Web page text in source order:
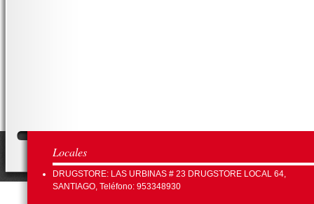
Locales
DRUGSTORE: LAS URBINAS # 23 DRUGSTORE LOCAL 64,
SANTIAGO, Teléfono: 953348930